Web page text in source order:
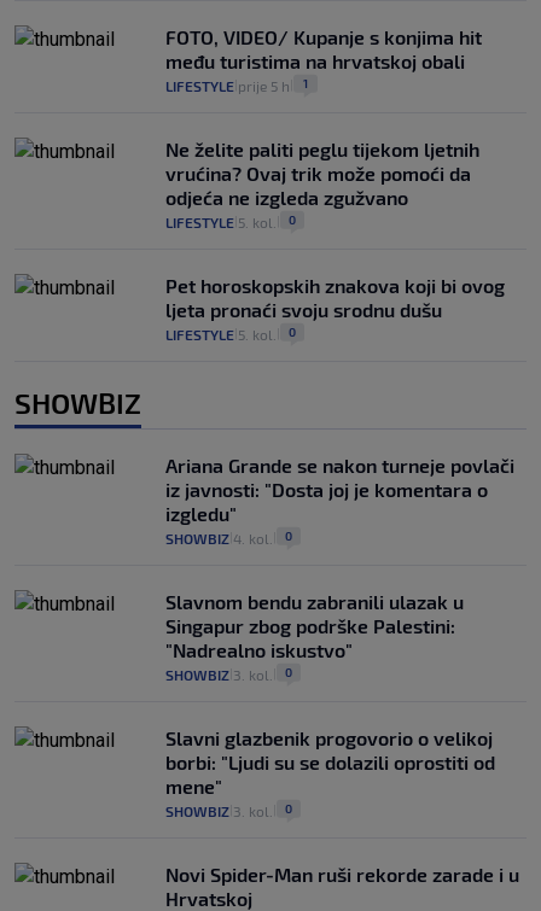
FOTO, VIDEO/ Kupanje s konjima hit
među turistima na hrvatskoj obali
LIFESTYLE prije 5 h 1
Ne želite paliti peglu tijekom ljetnih
vrućina? Ovaj trik može pomoći da
odjeća ne izgleda zgužvano
LIFESTYLE 5. kol. 0
Pet horoskopskih znakova koji bi ovog
ljeta pronaći svoju srodnu dušu
LIFESTYLE 5. kol. 0
SHOWBIZ
Ariana Grande se nakon turneje povlači
iz javnosti: "Dosta joj je komentara o
izgledu"
SHOWBIZ 4. kol. 0
Slavnom bendu zabranili ulazak u
Singapur zbog podrške Palestini:
"Nadrealno iskustvo"
SHOWBIZ 3. kol. 0
Slavni glazbenik progovorio o velikoj
borbi: "Ljudi su se dolazili oprostiti od
mene"
SHOWBIZ 3. kol. 0
Novi Spider-Man ruši rekorde zarade i u
Hrvatskoj